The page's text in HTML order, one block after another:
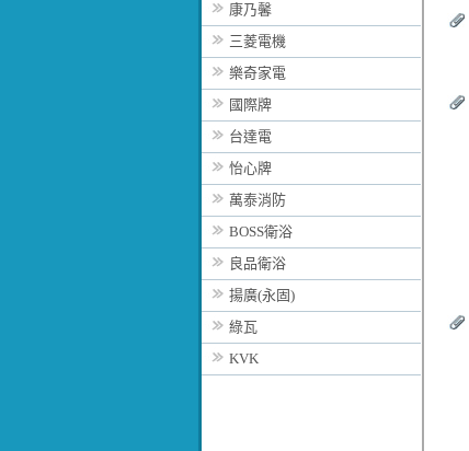
康乃馨
三菱電機
樂奇家電
國際牌
台達電
怡心牌
萬泰消防
BOSS衛浴
良品衛浴
揚廣(永固)
綠瓦
KVK